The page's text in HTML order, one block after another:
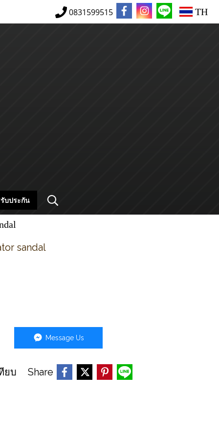
0831599515 TH
บประกัน
sandal
Message Us
ยบ Share